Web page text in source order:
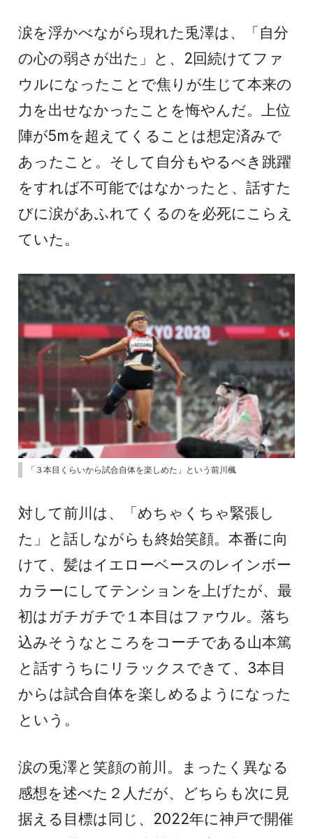
涙を浮かべながら現れた兎澤は、「自分
の心の弱さが出た」と、2回続けてファ
ウルになったことで焦りが生じて本来の
力を出せなかったことを悔やんだ。上位
陣が5mを超えてくることは想定済みで
あったこと。そして自分もやるべき跳躍
をすれば不可能ではなかったと、話すた
びに涙があふれてくるのを必死にこらえ
ていた。
「３本目くらいから試合自体を楽しめた」という前川楓
対して前川は、「めちゃくちゃ緊張し
た」と話しながらも終始笑顔。本番に向
けて、髪はイエローベースのレインボー
カラーにしてテンションを上げたが、最
初はガチガチで１本目はファウル。落ち
込みそうなところをコーチである山本篤
と話すうちにリラックスできて、3本目
からは試合自体を楽しめるようになった
という。
涙の兎澤と笑顔の前川。まったく異なる
感想を述べた２人だが、どちらも次に見
据える目標は同じ、2022年に神戸で開催